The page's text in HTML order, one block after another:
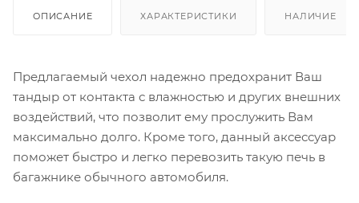
ОПИСАНИЕ ХАРАКТЕРИСТИКИ НАЛИЧИЕ
Предлагаемый чехол надежно предохранит Ваш
тандыр от контакта с влажностью и других внешних
воздействий, что позволит ему прослужить Вам
максимально долго. Кроме того, данный аксессуар
поможет быстро и легко перевозить такую печь в
багажнике обычного автомобиля.